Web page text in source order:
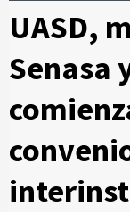
UASD,
Senasa